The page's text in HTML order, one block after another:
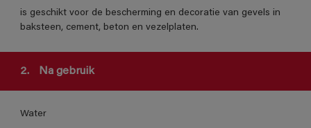
is geschikt voor de bescherming en decoratie van gevels in
baksteen, cement, beton en vezelplaten.
2. Na gebruik
Water